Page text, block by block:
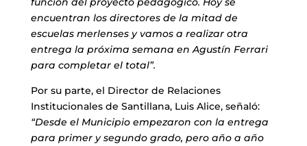
encuentran los directores de la mitad de
escuelas merlenses y vamos a realizar otra
entrega la próxima semana en Agustín Ferrari
para completar el total”.
Por su parte, el Director de Relaciones
Institucionales de Santillana, Luis Alice, señaló:
“Desde el Municipio empezaron con la entrega
para primer y segundo grado, pero año a año